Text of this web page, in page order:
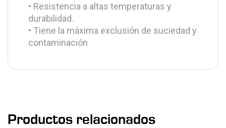
• Resistencia a altas temperaturas y
durabilidad.
• Tiene la máxima exclusión de suciedad y
contaminación
Productos relacionados